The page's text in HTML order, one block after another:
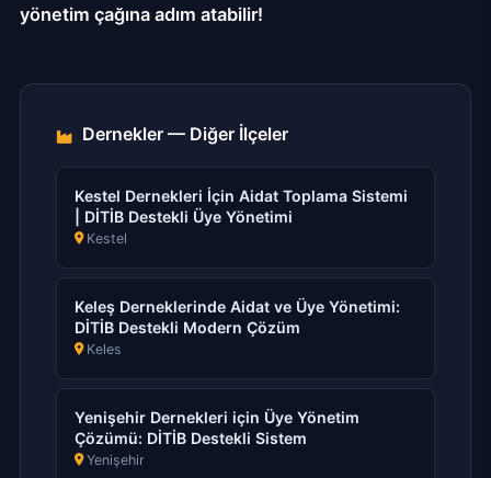
yönetim çağına adım atabilir!
Dernekler — Diğer İlçeler
Kestel Dernekleri İçin Aidat Toplama Sistemi
| DİTİB Destekli Üye Yönetimi
Kestel
Keleş Derneklerinde Aidat ve Üye Yönetimi:
DİTİB Destekli Modern Çözüm
Keles
Yenişehir Dernekleri için Üye Yönetim
Çözümü: DİTİB Destekli Sistem
Yenişehir